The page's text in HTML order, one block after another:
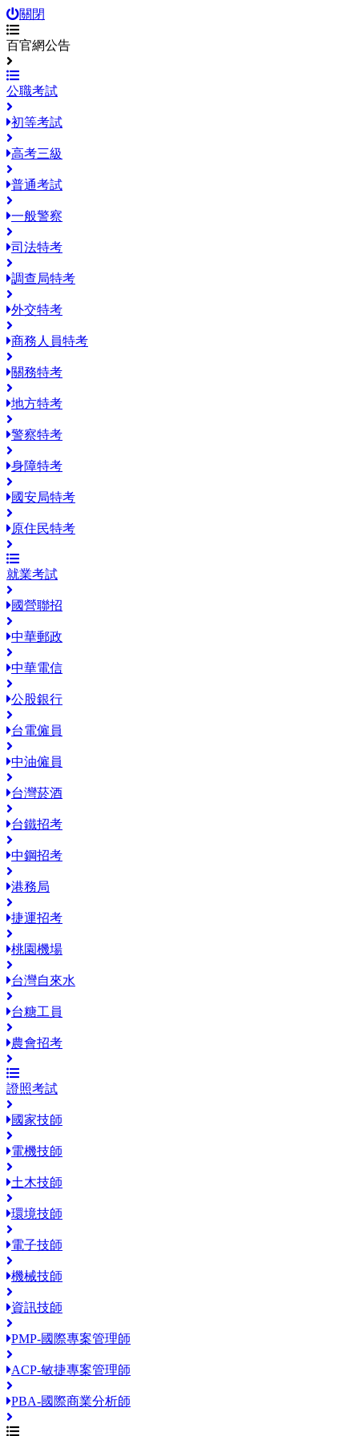
關閉
百官網公告
公職考試
初等考試
高考三級
普通考試
一般警察
司法特考
調查局特考
外交特考
商務人員特考
關務特考
地方特考
警察特考
身障特考
國安局特考
原住民特考
就業考試
國營聯招
中華郵政
中華電信
公股銀行
台電僱員
中油僱員
台灣菸酒
台鐵招考
中鋼招考
港務局
捷運招考
桃園機場
台灣自來水
台糖工員
農會招考
證照考試
國家技師
電機技師
土木技師
環境技師
電子技師
機械技師
資訊技師
PMP-國際專案管理師
ACP-敏捷專案管理師
PBA-國際商業分析師